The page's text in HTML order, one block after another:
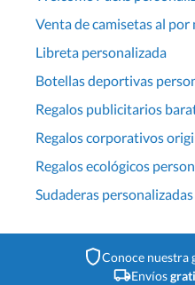
Venta de camisetas al por
Libreta personalizada
Botellas deportivas
Regalos publicitarios
Regalos corporativos
Regalos ecológicos
Sudaderas personalizadas
Conoce nuestra
Envíos